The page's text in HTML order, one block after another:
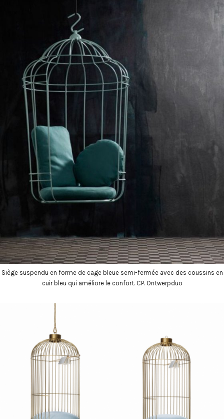
Siège suspendu en forme de cage bleue semi-fermée avec des coussins en
cuir bleu qui améliore le confort. CP. Ontwerpduo